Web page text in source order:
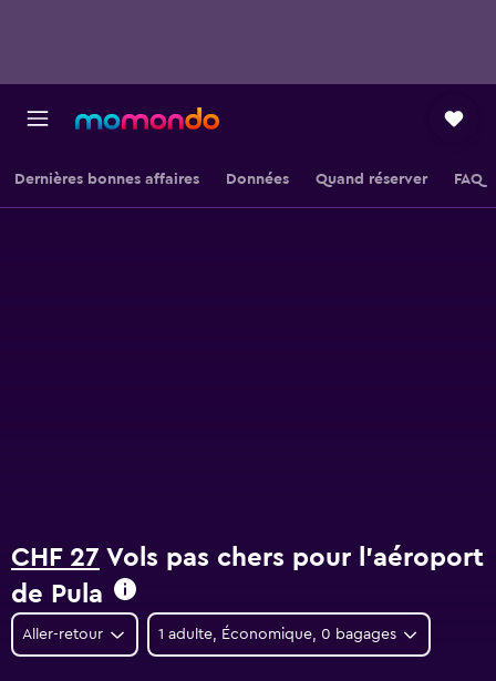
Dernières bonnes affaires Données Quand réserver FAQ
CHF 27 Vols pas chers pour l'aéroport
de Pula
Aller-retour 1 adulte, Économique, 0 bagages